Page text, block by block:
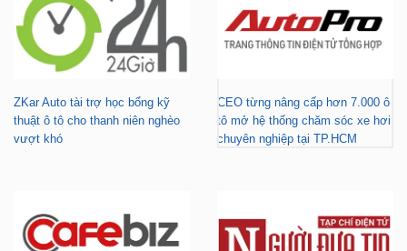
ZKar Auto tài trợ học bổng kỹ
thuật ô tô cho thanh niên nghèo
vượt khó
CEO từng nâng cấp hơn 7.000 ô
tô mở hệ thống chăm sóc xe hơi
chuyên nghiệp tại TP.HCM